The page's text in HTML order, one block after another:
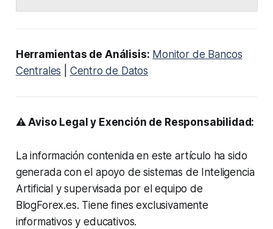
Herramientas de Análisis: Monitor de Bancos
Centrales
Centro de Datos
⚠️ Aviso Legal y Exención de Responsabilidad:
La información contenida en este artículo ha sido
generada con el apoyo de sistemas de Inteligencia
Artificial y supervisada por el equipo de
BlogForex.es. Tiene fines exclusivamente
informativos y educativos.